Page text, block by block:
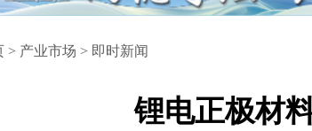
> 产业市场 > 即时新闻
锂电正极材